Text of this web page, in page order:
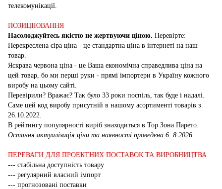
телекомунікації.
ПОЗИЦІЮВАННЯ
Насолоджуйтесь якістю не жертвуючи ціною. Перевірте:
Перекреслена сіра ціна - це стандартна ціна в інтернеті на наш
товар.
Яскрава червона ціна - це Ваша економічна справедлива ціна на
цей товар, бо ми перші руки - прямі імпортери в Україну кожного
виробу на цьому сайті.
Перевірили? Вражає? Так було 33 роки поспіль, так буде і надалі.
Саме цей код виробу присутній в нашому асортименті товарів з
26.10.2022.
В рейтингу популярності виріб знаходиться в Top Зона Парето.
Остання актуалізація ціни та наявності проведена 6. 8.2026
ПЕРЕВАГИ ДЛЯ ПРОЕКТНИХ ПОСТАВОК ТА ВИРОБНИЦТВА
--- стабільна доступність товару
--- регулярний власний імпорт
--- прогнозовані поставки